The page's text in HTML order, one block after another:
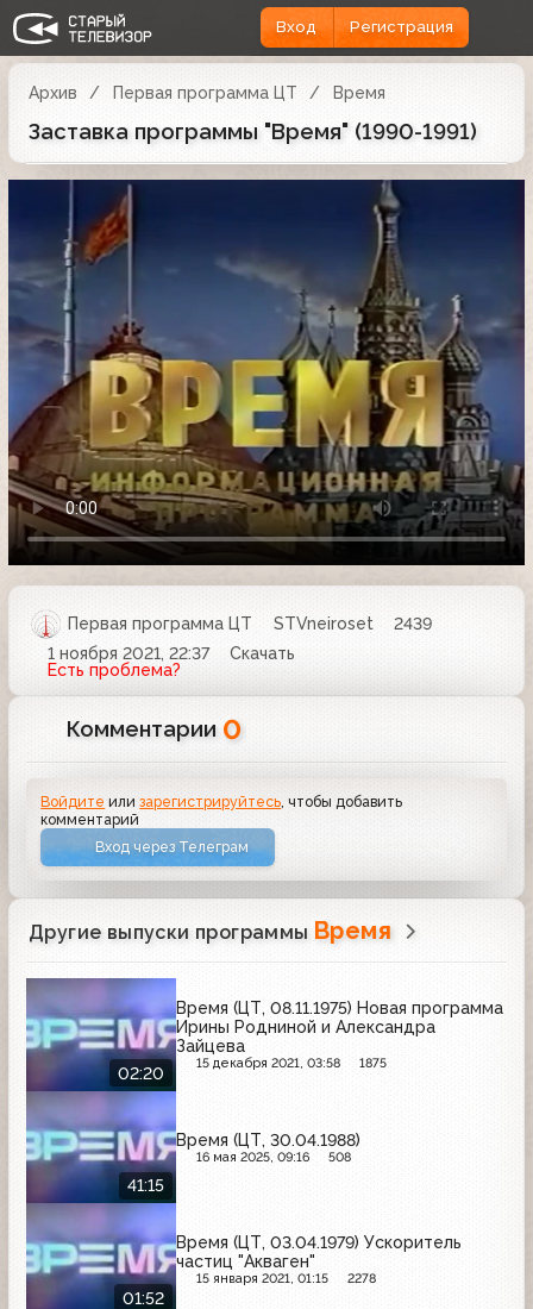
Вход Регистрация
Архив Первая программа ЦТ Время
Заставка программы "Время" (1990-1991)
Первая программа ЦТ STVneiroset
2439
1 ноября 2021, 22:37
Скачать
Есть проблема?
Комментарии 0
Войдите илизарегистрируйтесь, чтобы добавить
комментарий
Вход через Телеграм
Другие выпуски программы Время
02:20
Время (ЦТ, 08.11.1975) Новая программа
Ирины Родниной и Александра
Зайцева
15 декабря 2021, 03:58 1875
41:15
Время (ЦТ, 30.04.1988)
16 мая 2025, 09:16 508
01:52
Время (ЦТ, 03.04.1979) Ускоритель
частиц "Акваген"
15 января 2021, 01:15 2278